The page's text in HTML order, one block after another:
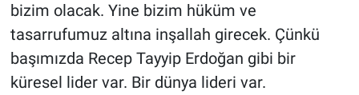
bizim olacak. Yine bizim hüküm ve
tasarrufumuz altına inşallah girecek. Çünkü
başımızda Recep Tayyip Erdoğan gibi bir
küresel lider var. Bir dünya lideri var.